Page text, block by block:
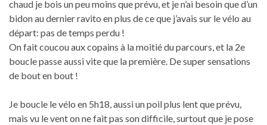
chaud je bois un peu moins que prévu, et je n’ai besoin que d’un
bidon au dernier ravito en plus de ce que j’avais sur le vélo au
départ: pas de temps perdu !
On fait coucou aux copains à la moitié du parcours, et la 2e
boucle passe aussi vite que la première. De super sensations
de bout en bout !
Je boucle le vélo en 5h18, aussi un poil plus lent que prévu,
mais vu le vent on ne fait pas son difficile, surtout que je pose